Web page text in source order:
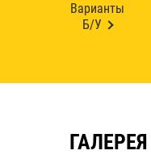
Варианты
Б/У